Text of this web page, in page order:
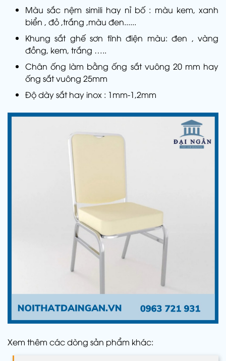
Màu sắc nệm simili hay nỉ bố : màu kem, xanh
biển , đỏ ,trắng ,màu đen......
Khung sắt ghế sơn tĩnh điện màu: đen , vàng
đồng, kem, trắng …..
Chân ống làm bằng ống sắt vuông 20 mm hay
ống sắt vuông 25mm
Độ dày sắt hay inox : 1mm-1,2mm
Xem thêm các dòng sản phẩm khác: